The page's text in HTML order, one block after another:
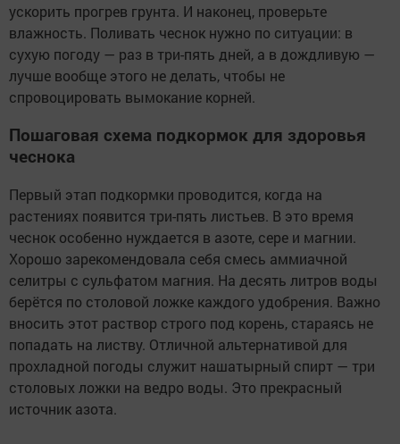
ускорить прогрев грунта. И наконец, проверьте
влажность. Поливать чеснок нужно по ситуации: в
сухую погоду — раз в три-пять дней, а в дождливую —
лучше вообще этого не делать, чтобы не
спровоцировать вымокание корней.
Пошаговая схема подкормок для здоровья
чеснока
Первый этап подкормки проводится, когда на
растениях появится три-пять листьев. В это время
чеснок особенно нуждается в азоте, сере и магнии.
Хорошо зарекомендовала себя смесь аммиачной
селитры с сульфатом магния. На десять литров воды
берётся по столовой ложке каждого удобрения. Важно
вносить этот раствор строго под корень, стараясь не
попадать на листву. Отличной альтернативой для
прохладной погоды служит нашатырный спирт — три
столовых ложки на ведро воды. Это прекрасный
источник азота.